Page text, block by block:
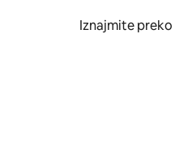
Iznajmite